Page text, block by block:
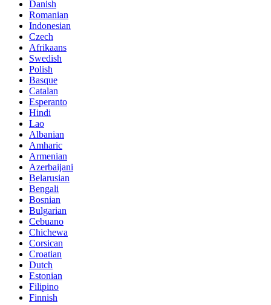
Danish
Romanian
Indonesian
Czech
Afrikaans
Swedish
Polish
Basque
Catalan
Esperanto
Hindi
Lao
Albanian
Amharic
Armenian
Azerbaijani
Belarusian
Bengali
Bosnian
Bulgarian
Cebuano
Chichewa
Corsican
Croatian
Dutch
Estonian
Filipino
Finnish